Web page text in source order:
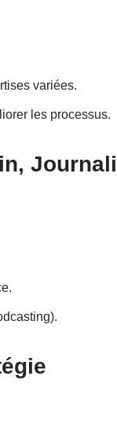
variées.
les processus.